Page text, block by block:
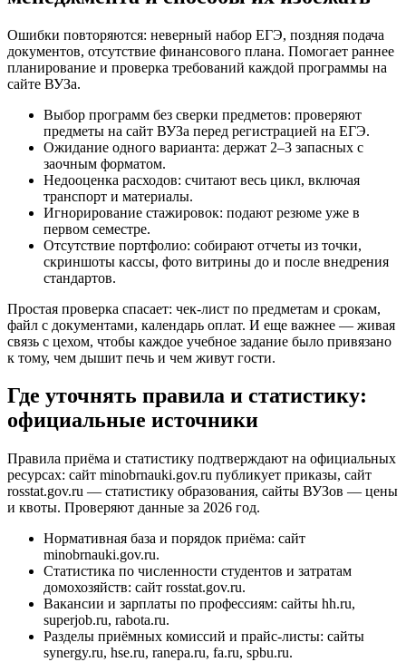
Ошибки повторяются: неверный набор ЕГЭ, поздняя подача
документов, отсутствие финансового плана. Помогает раннее
планирование и проверка требований каждой программы на
сайте ВУЗа.
Выбор программ без сверки предметов: проверяют
предметы на сайт ВУЗа перед регистрацией на ЕГЭ.
Ожидание одного варианта: держат 2–3 запасных с
заочным форматом.
Недооценка расходов: считают весь цикл, включая
транспорт и материалы.
Игнорирование стажировок: подают резюме уже в
первом семестре.
Отсутствие портфолио: собирают отчеты из точки,
скриншоты кассы, фото витрины до и после внедрения
стандартов.
Простая проверка спасает: чек‑лист по предметам и срокам,
файл с документами, календарь оплат. И еще важнее — живая
связь с цехом, чтобы каждое учебное задание было привязано
к тому, чем дышит печь и чем живут гости.
Где уточнять правила и статистику:
официальные источники
Правила приёма и статистику подтверждают на официальных
ресурсах: сайт minobrnauki.gov.ru публикует приказы, сайт
rosstat.gov.ru — статистику образования, сайты ВУЗов — цены
и квоты. Проверяют данные за 2026 год.
Нормативная база и порядок приёма: сайт
minobrnauki.gov.ru.
Статистика по численности студентов и затратам
домохозяйств: сайт rosstat.gov.ru.
Вакансии и зарплаты по профессиям: сайты hh.ru,
superjob.ru, rabota.ru.
Разделы приёмных комиссий и прайс‑листы: сайты
synergy.ru, hse.ru, ranepa.ru, fa.ru, spbu.ru.